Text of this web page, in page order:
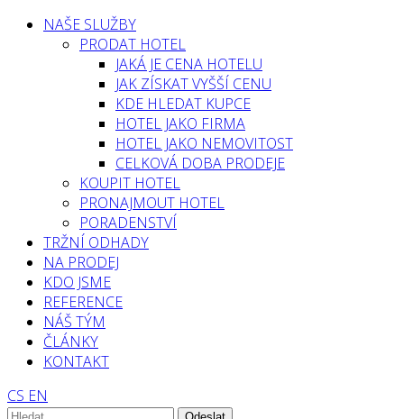
NAŠE SLUŽBY
PRODAT HOTEL
JAKÁ JE CENA HOTELU
JAK ZÍSKAT VYŠŠÍ CENU
KDE HLEDAT KUPCE
HOTEL JAKO FIRMA
HOTEL JAKO NEMOVITOST
CELKOVÁ DOBA PRODEJE
KOUPIT HOTEL
PRONAJMOUT HOTEL
PORADENSTVÍ
TRŽNÍ ODHADY
NA PRODEJ
KDO JSME
REFERENCE
NÁŠ TÝM
ČLÁNKY
KONTAKT
CS EN